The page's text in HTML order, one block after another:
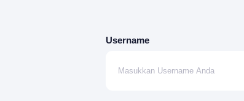
Username